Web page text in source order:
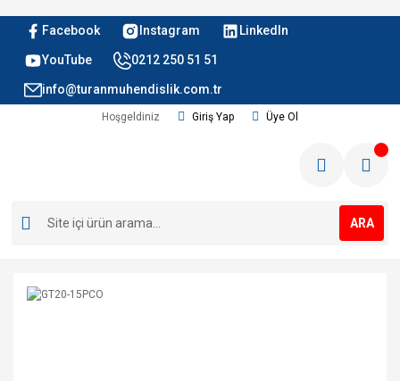
Facebook Instagram LinkedIn
YouTube 0212 250 51 51
info@turanmuhendislik.com.tr
Hoşgeldiniz Giriş Yap Üye Ol
ARA